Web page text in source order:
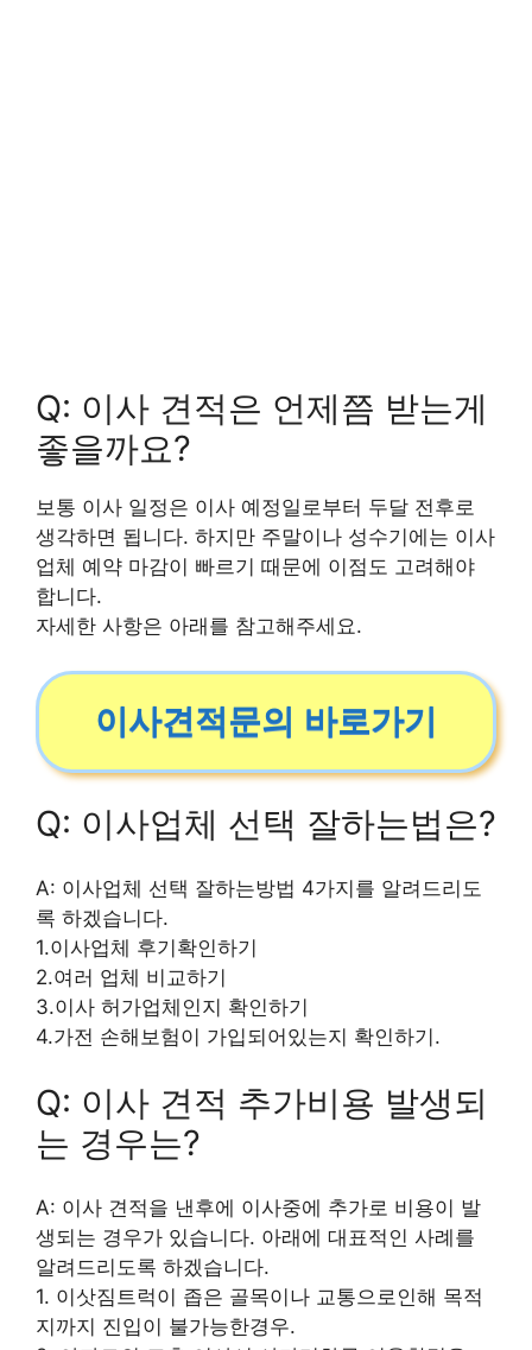
Q: 이사 견적은 언제쯤 받는게
좋을까요?
보통 이사 일정은 이사 예정일로부터 두달 전후로
생각하면 됩니다. 하지만 주말이나 성수기에는 이사
업체 예약 마감이 빠르기 때문에 이점도 고려해야
합니다.
자세한 사항은 아래를 참고해주세요.
이사견적문의 바로가기
Q: 이사업체 선택 잘하는법은?
A: 이사업체 선택 잘하는방법 4가지를 알려드리도
록 하겠습니다.
1.이사업체 후기확인하기
2.여러 업체 비교하기
3.이사 허가업체인지 확인하기
4.가전 손해보험이 가입되어있는지 확인하기.
Q: 이사 견적 추가비용 발생되
는 경우는?
A: 이사 견적을 낸후에 이사중에 추가로 비용이 발
생되는 경우가 있습니다. 아래에 대표적인 사례를
알려드리도록 하겠습니다.
1. 이삿짐트럭이 좁은 골목이나 교통으로인해 목적
지까지 진입이 불가능한경우.